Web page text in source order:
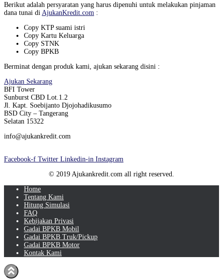
Berikut adalah persyaratan yang harus dipenuhi untuk melakukan pinjaman
dana tunai di AjukanKredit.com :
Copy KTP suami istri
Copy Kartu Keluarga
Copy STNK
Copy BPKB
Berminat dengan produk kami, ajukan sekarang disini :
Ajukan Sekarang
BFI Tower
Sunburst CBD Lot.1.2
Jl. Kapt. Soebijanto Djojohadikusumo
BSD City – Tangerang
Selatan 15322
info@ajukankredit.com
Facebook-f Twitter Linkedin-in Instagram
© 2019 Ajukankredit.com all right reserved.
Home
Tentang Kami
Hitung Simulasi
FAQ
Kebijakan Privasi
Gadai BPKB Mobil
Gadai BPKB Truk/Pickup
Gadai BPKB Motor
Kontak Kami